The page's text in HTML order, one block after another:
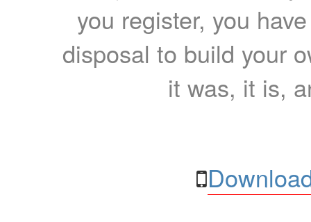
you register, you
disposal to build your
it was, it is,